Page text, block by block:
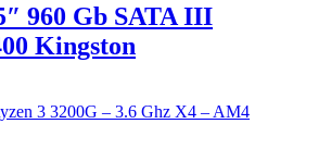
960 Gb SATA III
Kingston